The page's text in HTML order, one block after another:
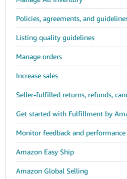
Policies, agreements, and
Listing quality guidelines
Manage orders
Increase sales
Seller-fulfilled returns, refunds,
Get started with Fulfillment by
Monitor feedback and performance
Amazon Easy Ship
Amazon Global Selling